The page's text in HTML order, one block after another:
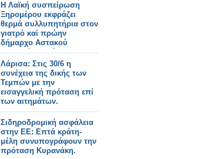
Η Λαϊκή συσπείρωση
Ξηρομέρου εκφράζει
θερμά συλλυπητήρια στον
γιατρό καί πρώην
δήμαρχο Αστακού
Παναγιώτη Στάικου
Λάρισα: Στις 30/6 η
συνέχεια της δικής των
Τεμπών με την
εισαγγελική πρόταση επί
των αιτημάτων.
Σιδηροδρομική ασφάλεια
στην ΕΕ: Επτά κράτη-
μέλη συνυπογράφουν την
πρόταση Κυρανάκη.